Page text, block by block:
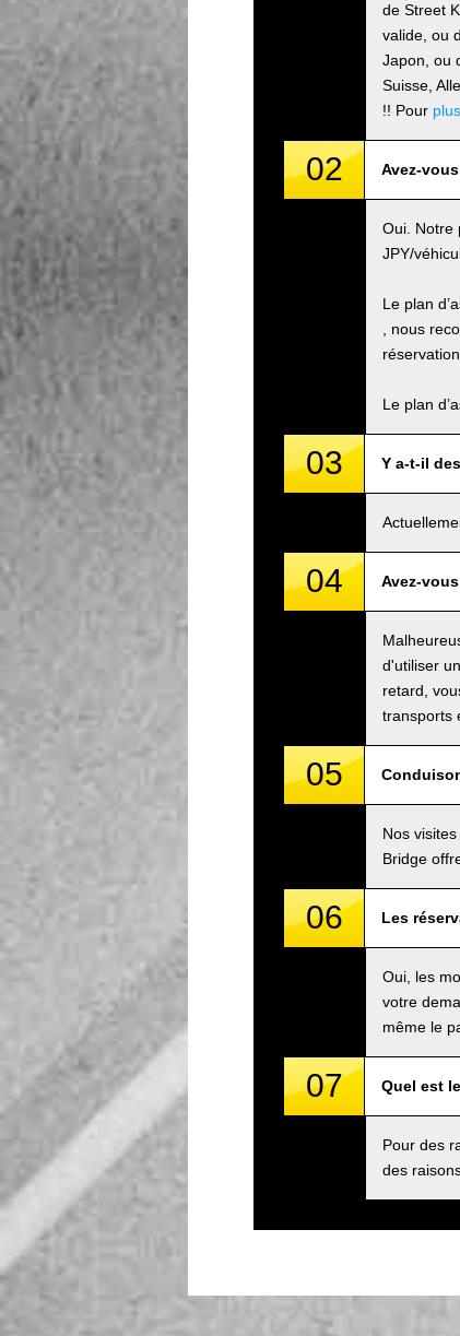
de Street
valide, ou
Japon, ou
Suisse,
!! Pour
02 Avez-
Oui. Notre
JPY/
Le plan
, nous
Le plan
03 Y a-t-il
04 Avez-
d'utiliser
retard,
transports
05
Nos
Bridge
06 Les
Oui, les
votre
même le
07 Quel est
Pour des
des